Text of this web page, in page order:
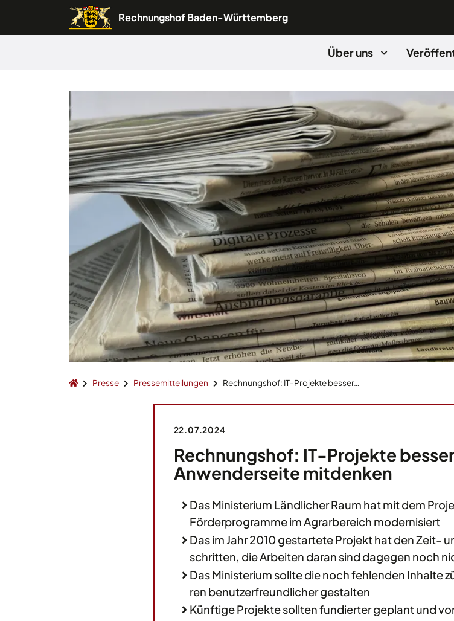
Rechnungshof Baden-Württemberg
Über uns
Presse Pressemitteilungen Rechnungshof: IT-Projekte besser…
22.07.2024
Rechnungshof: IT-Projekte
Anwenderseite mitdenken
Das Ministerium Ländlicher Raum hat mit dem
Förderprogramme im Agrarbereich modernisiert
Das im Jahr 2010 gestartete Projekt hat den Zeit-
schritten, die Arbeiten daran sind dagegen noch
Das Ministerium sollte die noch fehlenden Inhalte
ren benutzerfreundlicher gestalten
Künftige Projekte sollten fundierter geplant und